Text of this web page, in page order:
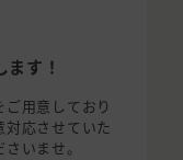
す！
用意しており
応させていた
いませ。